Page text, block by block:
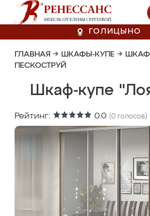
ГОЛИЦЫНО
ГЛАВНАЯ → ШКАФЫ-КУПЕ →
ПЕСКОСТРУЙ
Шкаф-купе
Рейтинг: 0.0 (0 голосов)